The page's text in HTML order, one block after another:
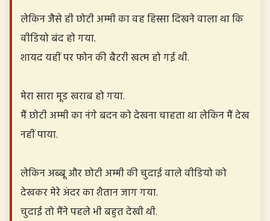
लेकिन जैसे ही छोटी अम्मी का वह हिस्सा दिखने वाला था कि
वीडियो बंद हो गया.
शायद यहीं पर फोन की बैटरी खत्म हो गई थी.
मेरा सारा मूड खराब हो गया.
मैं छोटी अम्मी का नंगे बदन को देखना चाहता था लेकिन मैं देख
नहीं पाया.
लेकिन अब्बू और छोटी अम्मी की चुदाई वाले वीडियो को
देखकर मेरे अंदर का शैतान जाग गया.
चुदाई तो मैंने पहले भी बहुत देखी थी.